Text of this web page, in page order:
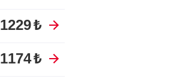
1229₺
1174₺